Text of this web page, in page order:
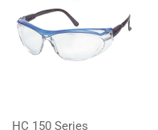
HC 150 Series